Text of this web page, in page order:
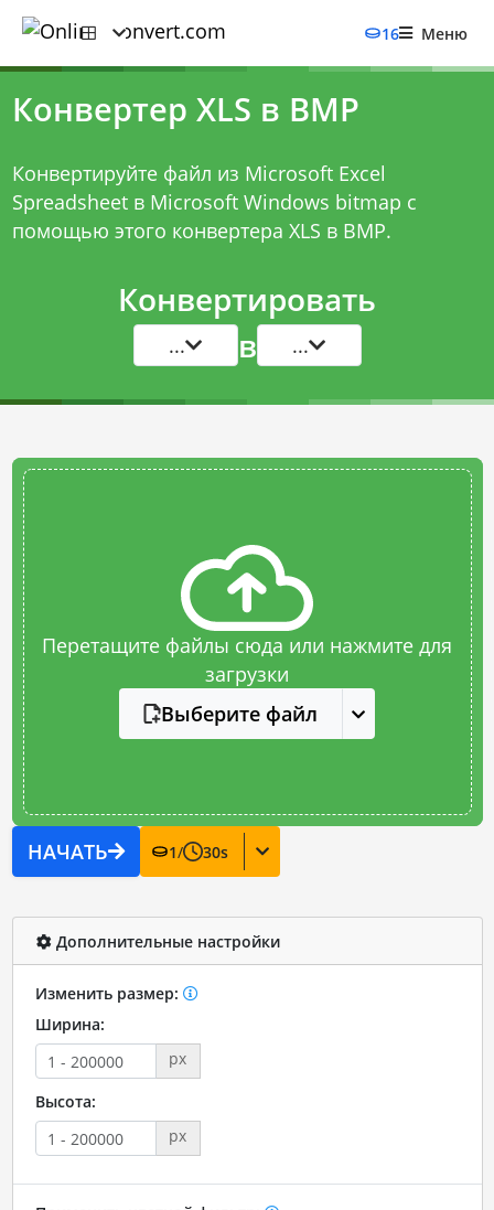
16 Меню
Конвертер XLS в BMP
Конвертируйте файл из Microsoft Excel
Spreadsheet в Microsoft Windows bitmap с
помощью этого конвертера XLS в BMP.
Конвертировать
... в ...
Перетащите файлы сюда или нажмите для
загрузки
Выберите файл
НАЧАТЬ 1/ 30s
Дополнительные настройки
Изменить размер:
Ширина:
px
Высота:
px